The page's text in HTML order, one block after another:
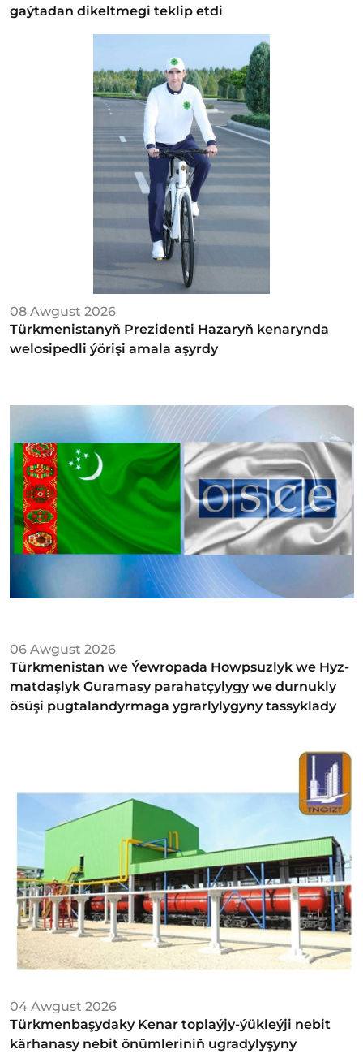
gaýtadan dikeltmegi teklip etdi
08 Awgust 2026
Türkmenistanyň Prezidenti Hazaryň kenarynda
welosipedli ýörişi amala aşyrdy
06 Awgust 2026
Türkmenistan we Ýew­ro­pa­da Howp­suz­lyk we Hyz­
mat­daş­lyk Gu­ra­ma­sy­ parahatçylygy we durnukly
ösüşi pugtalandyrmaga ygrarlylygyny tassyklady
04 Awgust 2026
Türkmenbaşydaky Kenar toplaýjy-ýükleýji nebit
kärhanasy nebit önümleriniň ugradylyşyny